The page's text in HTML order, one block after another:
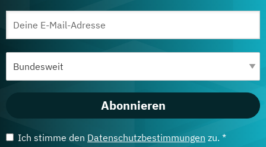
Abonnieren
Ich stimme den Datenschutzbestimmungen zu. *